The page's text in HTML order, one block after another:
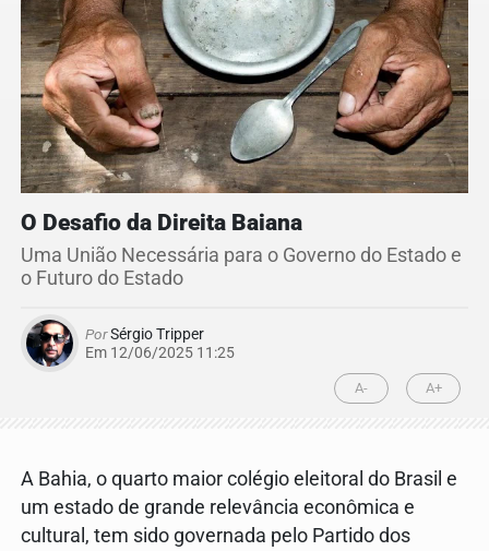
O Desafio da Direita Baiana
Uma União Necessária para o Governo do Estado e
o Futuro do Estado
PorSérgio Tripper
Em 12/06/2025 11:25
A- A+
A Bahia, o quarto maior colégio eleitoral do Brasil e
um estado de grande relevância econômica e
cultural, tem sido governada pelo Partido dos